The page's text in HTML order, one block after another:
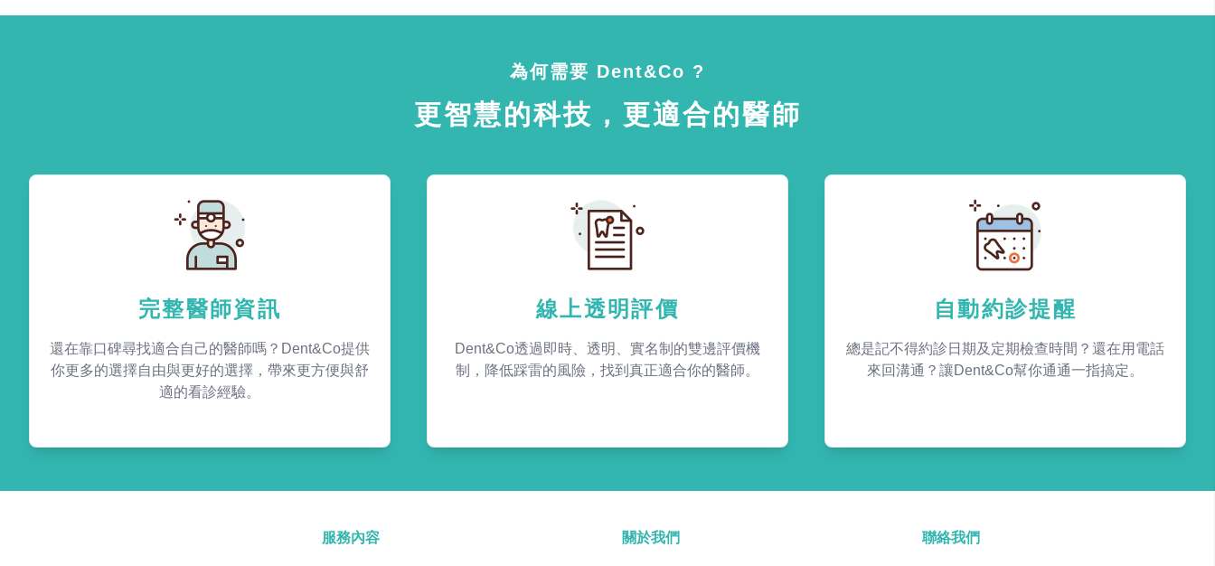
為何需要 Dent&Co ?
更智慧的科技，更適合的醫師
完整醫師資訊
還在靠口碑尋找適合自己的醫師嗎？Dent&Co提供
你更多的選擇自由與更好的選擇，帶來更方便與舒
適的看診經驗。
線上透明評價
Dent&Co透過即時、透明、實名制的雙邊評價機
制，降低踩雷的風險，找到真正適合你的醫師。
自動約診提醒
總是記不得約診日期及定期檢查時間？還在用電話
來回溝通？讓Dent&Co幫你通通一指搞定。
服務內容 關於我們 聯絡我們